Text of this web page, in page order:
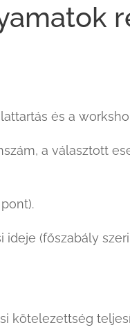
és a
a választott
ideje (főszabály
kötelezettség